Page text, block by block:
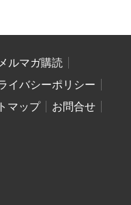
メルマガ購読
イバシーポリシー
マップ
お問合せ